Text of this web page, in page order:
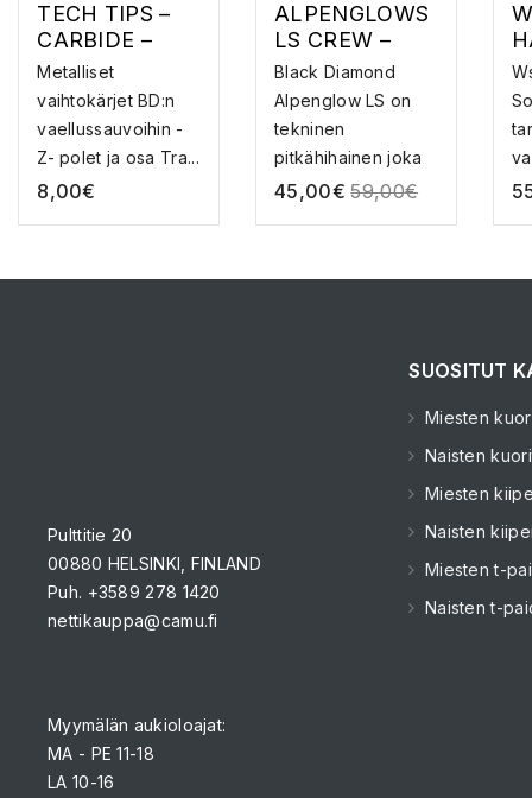
TECH TIPS –
CARBIDE –
VAELLUSSAUV
AN KÄRKI
Metalliset
vaihtokärjet BD:n
vaellussauvoihin -
Z- polet ja osa Tra...
8,00€
ALPENGLOWS
LS CREW –
AURINKOSUOJ
APAITA
Black Diamond
Alpenglow LS on
tekninen
pitkähihainen joka
tarjoaa s...
45,00€ 59,00€
Pulttitie 20
00880 HELSINKI, FINLAND
Puh. +3589 278 1420
nettikauppa@camu.fi
Myymälän aukioloajat:
MA - PE 11-18
LA 10-16
SUOSITUT
Miesten
Naisten
Miesten
Naisten
Miesten t-
Naisten t-